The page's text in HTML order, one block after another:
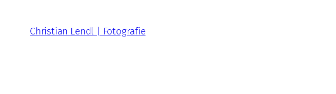
springen
Christian Lendl | Fotografie